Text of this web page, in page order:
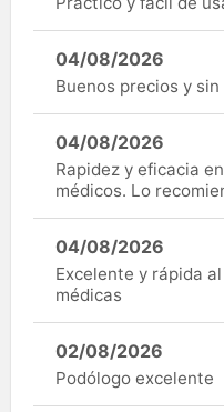
04/08/2026
Buenos precios y
04/08/2026
Rapidez y eficacia
médicos. Lo
04/08/2026
Excelente y rápida
médicas
02/08/2026
Podólogo excelente